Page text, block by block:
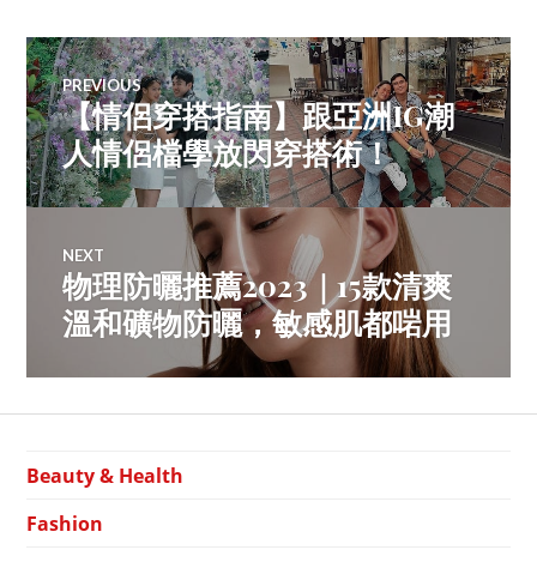
Post
navigation
PREVIOUS
Previous
post:
【情侶穿搭指南】跟亞洲IG潮
人情侶檔學放閃穿搭術！
NEXT
Next
post:
物理防曬推薦2023｜15款清爽
溫和礦物防曬，敏感肌都啱用
Beauty & Health
Fashion